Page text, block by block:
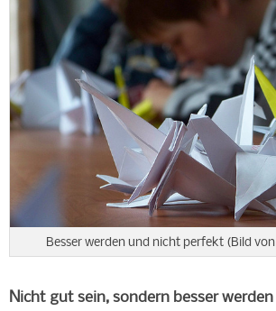
Besser werden und nicht perfekt (Bild von
Nicht gut sein, sondern besser werden